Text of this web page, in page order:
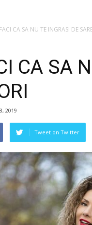
CA SA NU TE INGRASI DE
CA SA
2019
Tweet on Twitter